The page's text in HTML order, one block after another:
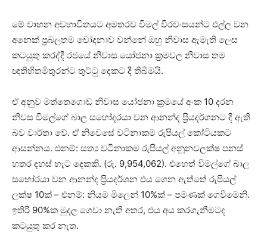
මේ වාහන අවභාවිතයට අමතරව විමල් වීරවංසයන්ට එල්ල වන
අනෙක් ප්‍රබලතම චෝදනාව වන්නේ ඔහු නිවාස ඇමැති ලෙස
කටයුතු කරද්දී රජයේ නිවාස යෝජනා ක්‍රමවල නිවාස තම
ඥාතිහිතමිතුරන්ට තුට්ටු දෙකට දී තිබීමයි.
ඒ අනුව මත්තෙගොඩ නිවාස යෝජනා ක්‍රමයේ අංක 10 දරන
නිවස විමල්ගේ බාල සහෝදරයා වන ආනන්ද ප්‍රියදර්ශනට දී ඇති
බව වාර්තා වේ. ඒ නිවෙසේ වටිනාකම රුපියල් කෝටියකට
ආසන්නය. එනම්: සත්‍ය වටිනාකම රුපියල් අනූනවලක්ෂ පනස්
හතර දහස් හැට දෙකකි. (රු. 9,954,062). එහෙත් විමල්ගේ බාල
සහෝරයා වන ආනන්ද ප්‍රියදර්ශන එය ගෙන ඇත්තේ රුපියල්
ලක්ෂ 10ක් – එනම්: නියම මිලෙන් 10%ක් – පමණක් ගෙවීමෙනි.
ඉතිරි 90%ක මුදල ගෙවා නැති අතර, එය අය කරගැනීමටද
කටයුතු කර නැත.